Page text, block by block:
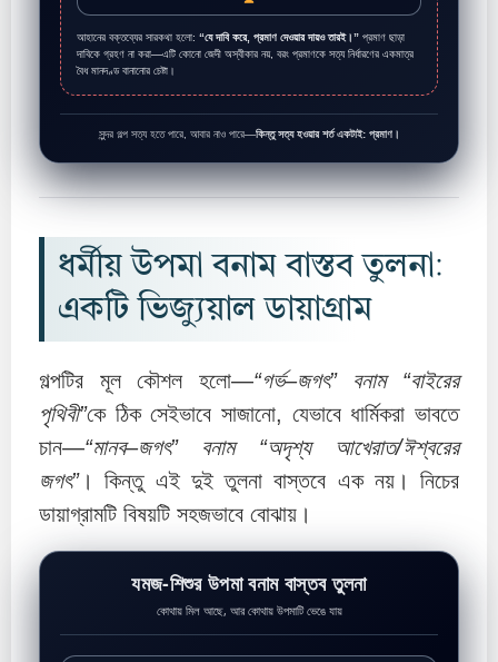
আহানের বক্তব্যের সারকথা হলো: “যে দাবি করে, প্রমাণ দেওয়ার দায়ও তারই।” প্রমাণ ছাড়া
দাবিকে গ্রহণ না করা—এটি কোনো জেদী অস্বীকার নয়, বরং প্রমাণকে সত্য নির্ধারণের একমাত্র
বৈধ মানদণ্ড বানানোর চেষ্টা।
সুন্দর গল্প সত্য হতে পারে, আবার নাও পারে—কিন্তু সত্য হওয়ার শর্ত একটাই: প্রমাণ।
ধর্মীয় উপমা বনাম বাস্তব তুলনা:
একটি ভিজ্যুয়াল ডায়াগ্রাম
গল্পটির মূল কৌশল হলো—“গর্ভ–জগৎ” বনাম “বাইরের
পৃথিবী”কে ঠিক সেইভাবে সাজানো, যেভাবে ধার্মিকরা ভাবতে
চান—“মানব–জগৎ” বনাম “অদৃশ্য আখেরাত/ঈশ্বরের
জগৎ”। কিন্তু এই দুই তুলনা বাস্তবে এক নয়। নিচের
ডায়াগ্রামটি বিষয়টি সহজভাবে বোঝায়।
যমজ-শিশুর উপমা বনাম বাস্তব তুলনা
কোথায় মিল আছে, আর কোথায় উপমাটি ভেঙে যায়